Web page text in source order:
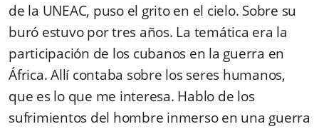
de la UNEAC, puso el grito en el cielo. Sobre su
buró estuvo por tres años. La temática era la
participación de los cubanos en la guerra en
África. Allí contaba sobre los seres humanos,
que es lo que me interesa. Hablo de los
sufrimientos del hombre inmerso en una guerra